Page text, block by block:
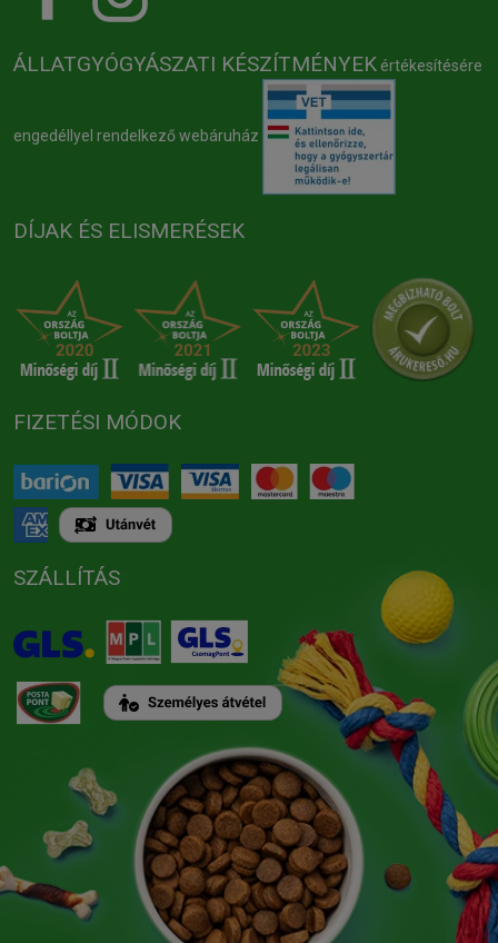
ÁLLATGYÓGYÁSZATI KÉSZÍTMÉNYEK értékesítésére
engedéllyel rendelkező webáruház
DÍJAK ÉS ELISMERÉSEK
FIZETÉSI MÓDOK
SZÁLLÍTÁS